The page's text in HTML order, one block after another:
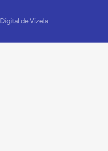
Digital de Vizela